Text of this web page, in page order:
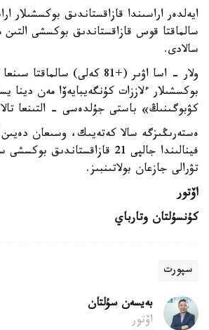
ايەلدەر اراسىندا قازاقستاندىق بوكسشىلار
سالماقتا قوس قازاقستاندىق بوكسشى التىن
سالادى.
ولار - اسا اۋىر (+81 كەلى)
بوكسشىلار ءلاززات كۇنگەيبايەۆا مەن دينا
كۋبوگىنىڭ» باستى جۇلدەسى - التىنعا
ەستەرىڭىزگە سالا كەتەيىك، وسىعان دەيىن
فينالىندا جالپى 21 قازاقستاندىق
تۋرالى جازعان بولاتىنبىز.
اۆتور
كۇنسۇلتان وتارباي
سپورت
بەيسەن سۇلتان
اۆتور